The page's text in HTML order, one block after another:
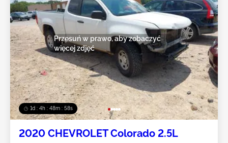
1d : 4h : 48m : 55s
Przesuń w prawo, aby zobaczyć
więcej zdjęć
2020 CHEVROLET Colorado 2.5L